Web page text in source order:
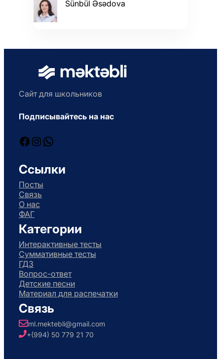
Sünbül Əsədova
Сайт для школьников
Подписывайтесь на нас
Facebook
Instagram
WhatsApp
Ссылки
Посты
Связь
О нас
ФАГ
Категории
Интерактивные тесты
Суммативные тесты
ГДЗ
Вопрос-ответ
Детские песни
Материал для распечатки
Связь
ml.mektebli@gmail.com
+(994) 50 779 21 70